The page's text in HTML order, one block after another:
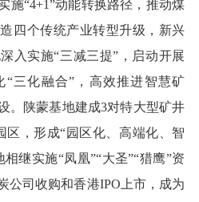
施“4+1”动能转换路径，推动煤
四个传统产业转型升级，新兴
入实施“三减三提”，启动开展
“三化融合”，高效推进智慧矿
。陕蒙基地建成3对特大型矿井
区，形成“园区化、高端化、智
继实施“凤凰”“大圣”“猎鹰”资
公司收购和香港IPO上市，成为